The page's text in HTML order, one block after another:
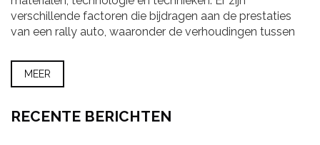
verschillende factoren die bijdragen aan de prestaties
van een rally auto, waaronder de verhoudingen tussen
van het voertuig, de aerodynamica van het voertuig en
de verhouding tussen vermogen en gewicht. De beste
individuele vereisten van de coureur en de locatie.
MEER
RECENTE BERICHTEN